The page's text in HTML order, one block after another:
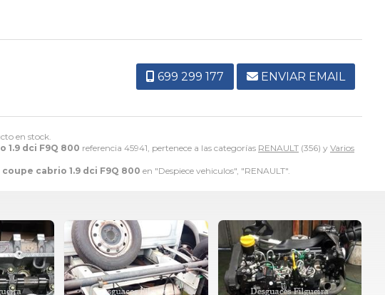
en stock.
dci F9Q 800 referencia 45941, pertenece a las categorías RENAULT (356) y Varios
cabrio 1.9 dci F9Q 800 en "Despiece vehiculos", "RENAULT".
699 299 177 ENVIAR EMAIL